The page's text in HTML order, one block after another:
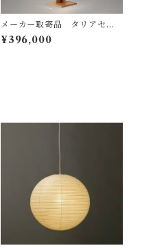
メーカー取寄品 タリアセン
TALIESIN2 オーク 322S750
1 / Frank Lloyd Wright / ya
¥396,000